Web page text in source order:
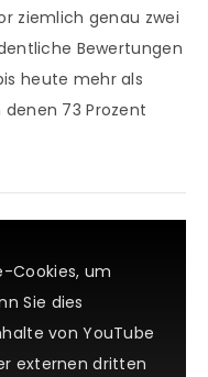
ziemlich genau zwei
Bewertungen
heute mehr als
denen 73 Prozent
Cookies, um
Sie dies
von YouTube
externen dritten